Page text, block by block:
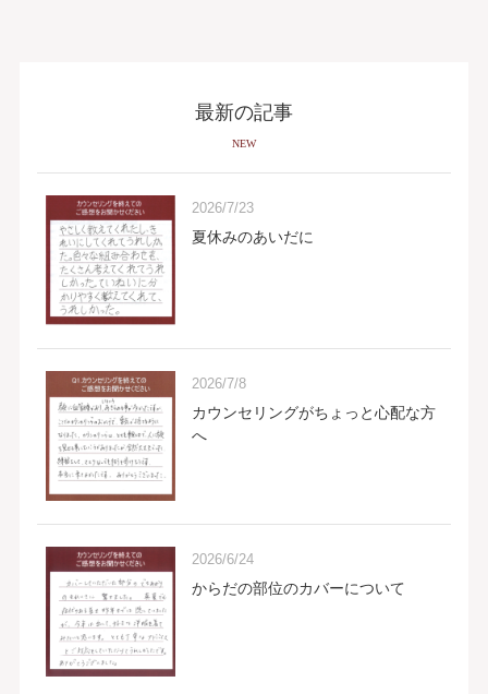
最新の記事
NEW
2026/7/23
夏休みのあいだに
2026/7/8
カウンセリングがちょっと心配な方
へ
2026/6/24
からだの部位のカバーについて